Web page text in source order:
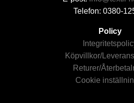
Telefon: 0380-
Policy
Köpvillkor/
Returer/
Cookie